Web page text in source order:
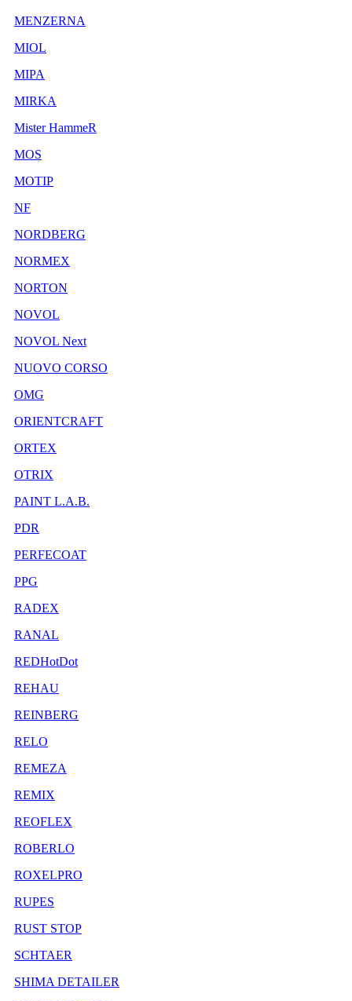
MENZERNA
MIOL
MIPA
MIRKA
Mister HammeR
MOS
MOTIP
NF
NORDBERG
NORMEX
NORTON
NOVOL
NOVOL Next
NUOVO CORSO
OMG
ORIENTCRAFT
ORTEX
OTRIX
PAINT L.A.B.
PDR
PERFECOAT
PPG
RADEX
RANAL
REDHotDot
REHAU
REINBERG
RELO
REMEZA
REMIX
REOFLEX
ROBERLO
ROXELPRO
RUPES
RUST STOP
SCHTAER
SHIMA DETAILER